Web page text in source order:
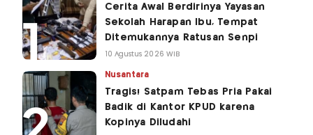
Cerita Awal Berdirinya Yayasan
Sekolah Harapan Ibu, Tempat
Ditemukannya Ratusan Senpi
10 Agustus 2026 WIB
Nusantara
Tragis! Satpam Tebas Pria Pakai
Badik di Kantor KPUD karena
Kopinya Diludahi